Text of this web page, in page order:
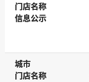
门店名称
门店名称
信息公示
信息公示
城市
城市
门店名称
门店名称